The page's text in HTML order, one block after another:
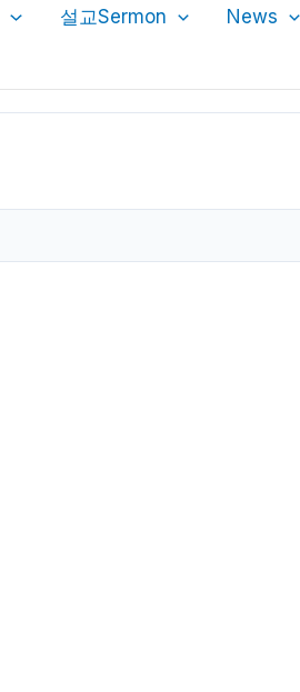
설교Sermon News